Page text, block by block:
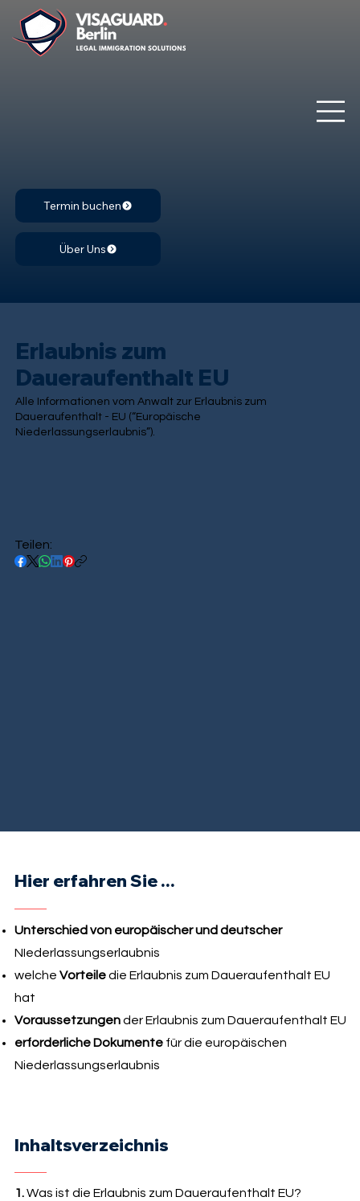
Termin buchen
Über Uns
Erlaubnis zum
Daueraufenthalt EU
Alle Informationen vom Anwalt zur Erlaubnis zum
Daueraufenthalt - EU (“Europäische
Niederlassungserlaubnis”).
Teilen:
Hier erfahren Sie ...
Unterschied von europäischer und deutscher
NIederlassungserlaubnis
welche Vorteiledie Erlaubnis zum Daueraufenthalt EU
hat
Voraussetzungender Erlaubnis zum Daueraufenthalt EU
erforderliche Dokumentefür die europäischen
Niederlassungserlaubnis
Inhaltsverzeichnis
1.Was ist die Erlaubnis zum Daueraufenthalt EU?